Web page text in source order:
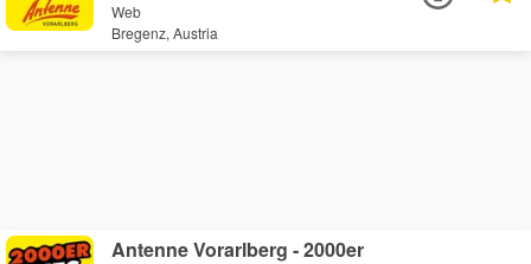
Web
Bregenz, Austria
Antenne Vorarlberg - 2000er